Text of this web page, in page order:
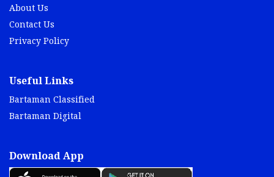
About Us
Contact Us
Privacy Policy
Useful Links
Bartaman Classified
Bartaman Digital
Download App